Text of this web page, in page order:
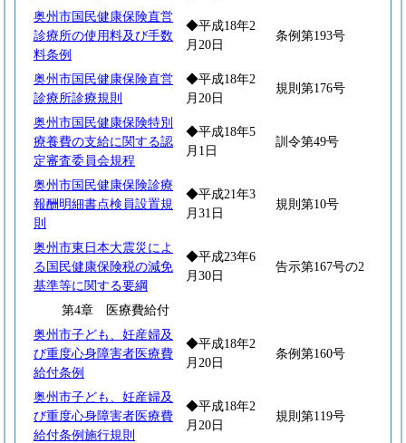
奥州市国民健康保険直営
診療所の使用料及び手数
料条例
◆平成18年2
月20日
条例第193号
奥州市国民健康保険直営
診療所診療規則
◆平成18年2
月20日
規則第176号
奥州市国民健康保険特別
療養費の支給に関する認
定審査委員会規程
◆平成18年5
月1日
訓令第49号
奥州市国民健康保険診療
報酬明細書点検員設置規
則
◆平成21年3
月31日
規則第10号
奥州市東日本大震災によ
る国民健康保険税の減免
基準等に関する要綱
◆平成23年6
月30日
告示第167号の2
第4章 医療費給付
奥州市子ども、妊産婦及
び重度心身障害者医療費
給付条例
◆平成18年2
月20日
条例第160号
奥州市子ども、妊産婦及
び重度心身障害者医療費
給付条例施行規則
◆平成18年2
月20日
規則第119号